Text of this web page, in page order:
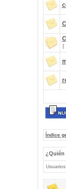
[
Índice
¿Quién